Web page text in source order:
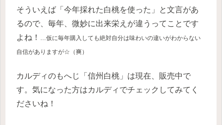
そういえば「今年採れた白桃を使った」と文言があ
るので、毎年、微妙に出来栄えが違うってことです
よね！ …仮に毎年購入しても絶対自分は味わいの違いがわからない
自信がありますが☆（爽）
カルディのもへじ「信州白桃」は現在、販売中で
す。気になった方はカルディでチェックしてみてく
ださいね！